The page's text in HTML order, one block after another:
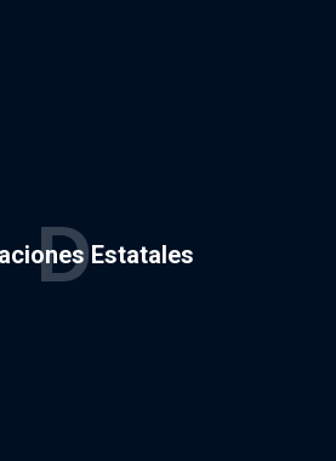
Estatales
D